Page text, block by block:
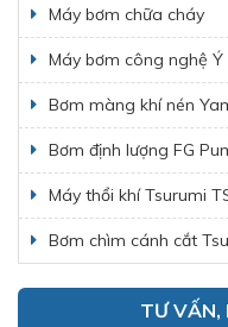
Máy bơm chữa cháy
Máy bơm công nghệ Ý
Bơm màng khí nén
Bơm định lượng FG
Máy thổi khí Tsurumi
Bơm chìm cánh cắt
TƯ VẤN,